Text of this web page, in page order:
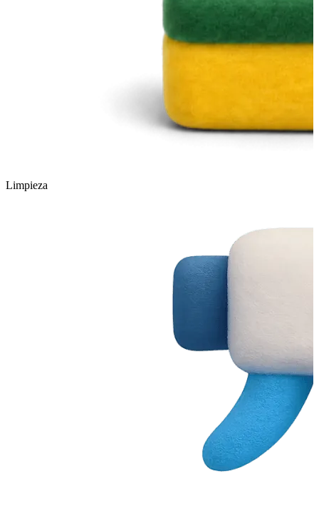
Limpieza